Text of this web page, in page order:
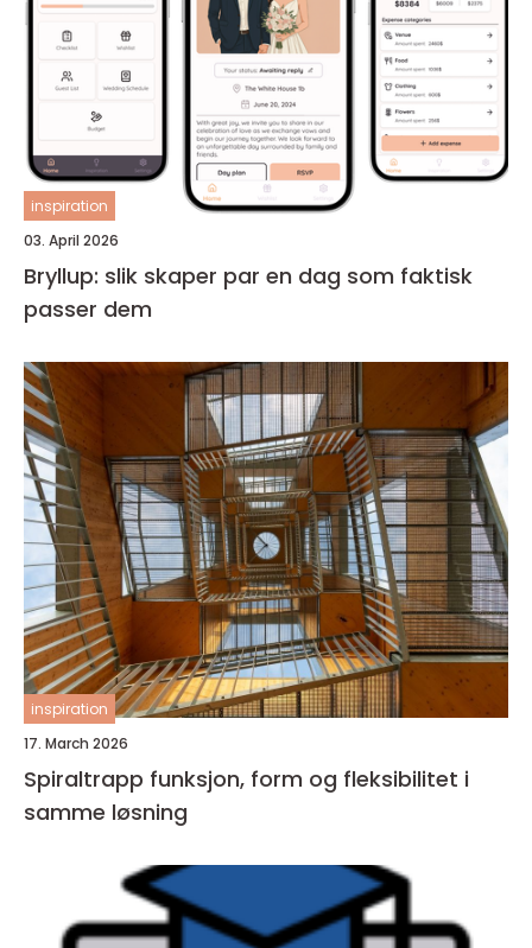
inspiration
03. April 2026
Bryllup: slik skaper par en dag som faktisk
passer dem
inspiration
17. March 2026
Spiraltrapp funksjon, form og fleksibilitet i
samme løsning